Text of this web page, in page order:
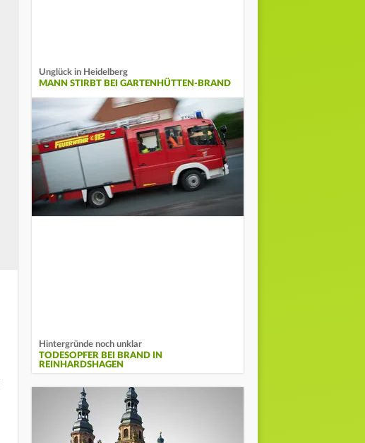
Unglück in Heidelberg
MANN STIRBT BEI GARTENHÜTTEN-BRAND
Hintergründe noch unklar
TODESOPFER BEI BRAND IN
REINHARDSHAGEN